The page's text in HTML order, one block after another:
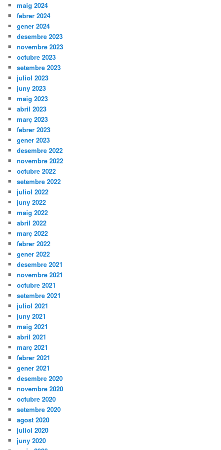
maig 2024
febrer 2024
gener 2024
desembre 2023
novembre 2023
octubre 2023
setembre 2023
juliol 2023
juny 2023
maig 2023
abril 2023
març 2023
febrer 2023
gener 2023
desembre 2022
novembre 2022
octubre 2022
setembre 2022
juliol 2022
juny 2022
maig 2022
abril 2022
març 2022
febrer 2022
gener 2022
desembre 2021
novembre 2021
octubre 2021
setembre 2021
juliol 2021
juny 2021
maig 2021
abril 2021
març 2021
febrer 2021
gener 2021
desembre 2020
novembre 2020
octubre 2020
setembre 2020
agost 2020
juliol 2020
juny 2020